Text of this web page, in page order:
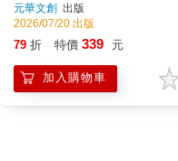
元華文創 出版
2026/07/20 出版
79 折 特價 339 元
加入購物車